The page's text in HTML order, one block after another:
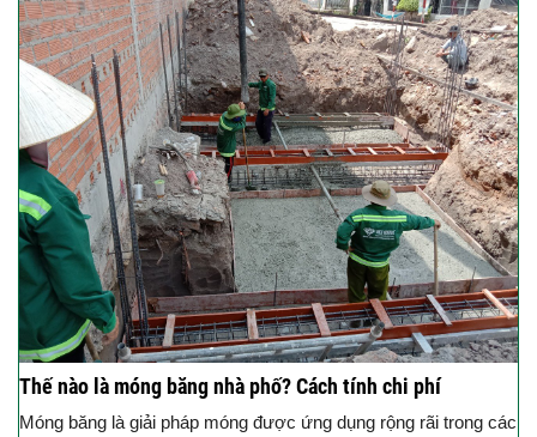
Thế nào là móng băng nhà phố? Cách tính chi phí
Móng băng là giải pháp móng được ứng dụng rộng rãi trong các